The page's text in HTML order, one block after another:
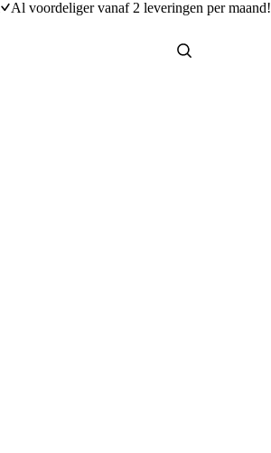
Al voordeliger vanaf 2 leveringen per maand!